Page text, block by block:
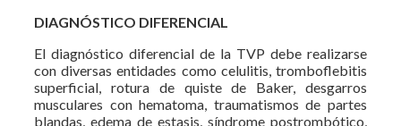
DIAGNÓSTICO DIFERENCIAL
El diagnóstico diferencial de la TVP debe realizarse
con diversas entidades como celulitis, tromboflebitis
superficial, rotura de quiste de Baker, desgarros
musculares con hematoma, traumatismos de partes
blandas, edema de estasis, síndrome postrombótico,